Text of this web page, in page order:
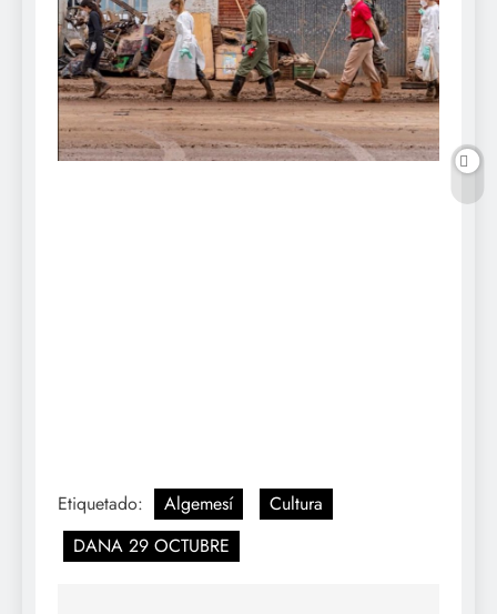
Etiquetado: Algemesí
Cultura
DANA 29 OCTUBRE